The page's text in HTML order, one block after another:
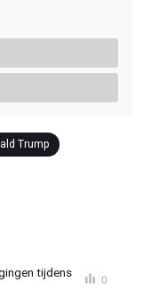
Trump
tijdens
0